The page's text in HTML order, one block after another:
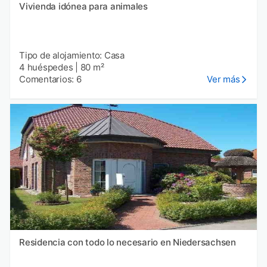
Vivienda idónea para animales
Tipo de alojamiento: Casa
4 huéspedes
80 m²
Comentarios: 6
Ver más
Residencia con todo lo necesario en Niedersachsen